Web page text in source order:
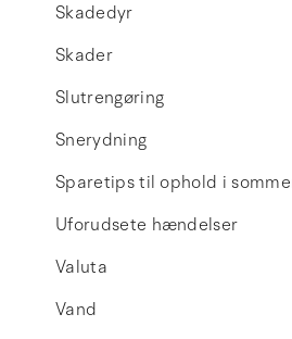
Skadedyr
Skader
Slutrengøring
Snerydning
Sparetips til ophold i
Uforudsete hændelser
Valuta
Vand